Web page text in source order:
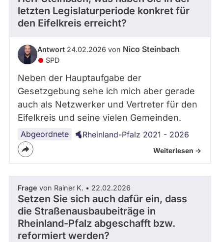
letzten Legislaturperiode konkret für
den Eifelkreis erreicht?
Antwort 24.02.2026 von Nico Steinbach
SPD
Neben der Hauptaufgabe der
Gesetzgebung sehe ich mich aber gerade
auch als Netzwerker und Vertreter für den
Eifelkreis und seine vielen Gemeinden.
Abgeordnete Rheinland-Pfalz 2021 - 2026
Weiterlesen ->
Frage von Rainer K. • 22.02.2026
Setzen Sie sich auch dafür ein, dass
die Straßenausbaubeiträge in
Rheinland-Pfalz abgeschafft bzw.
reformiert werden?